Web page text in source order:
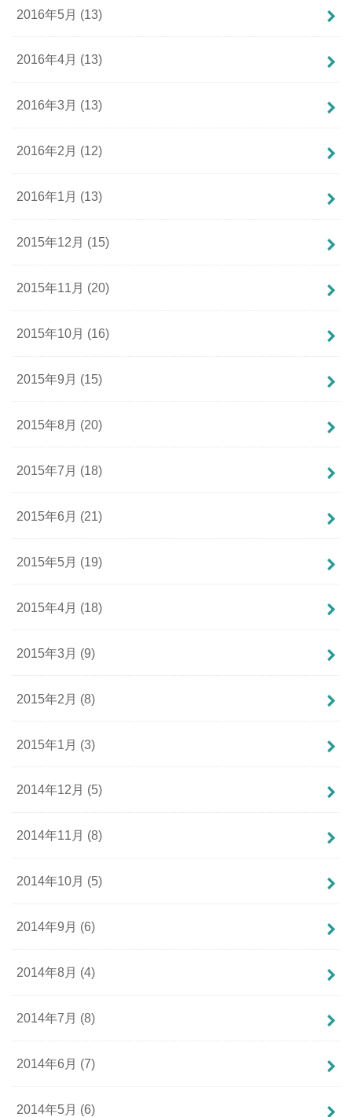
2016年5月 (13)
2016年4月 (13)
2016年3月 (13)
2016年2月 (12)
2016年1月 (13)
2015年12月 (15)
2015年11月 (20)
2015年10月 (16)
2015年9月 (15)
2015年8月 (20)
2015年7月 (18)
2015年6月 (21)
2015年5月 (19)
2015年4月 (18)
2015年3月 (9)
2015年2月 (8)
2015年1月 (3)
2014年12月 (5)
2014年11月 (8)
2014年10月 (5)
2014年9月 (6)
2014年8月 (4)
2014年7月 (8)
2014年6月 (7)
2014年5月 (6)